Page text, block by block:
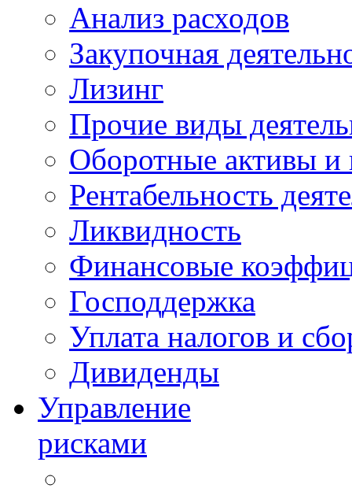
Анализ расходов
Закупочная
Лизинг
Прочие виды
Оборотные активы и
Рентабельность
Ликвидность
Финансовые
Господдержка
Уплата налогов и
Дивиденды
Управление
рисками